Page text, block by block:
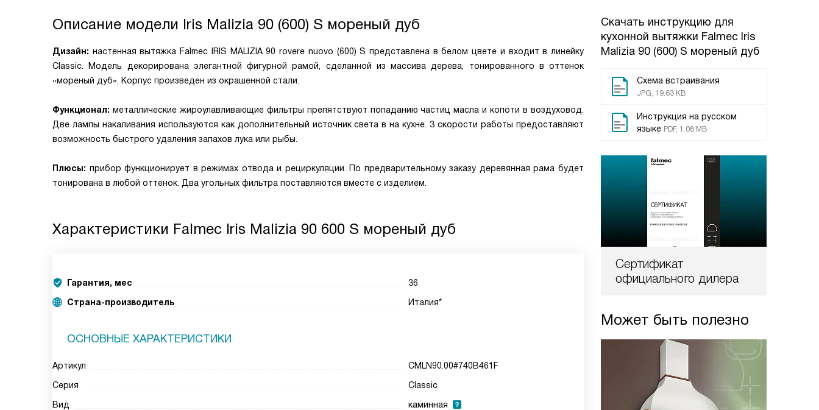
Скачать инструкцию для
кухонной вытяжки Falmec Iris
Malizia 90 (600) S мореный дуб
Схема встраивания
JPG, 19.63 KB
Инструкция на русском
языке PDF, 1.08 MB
Сертификат
официального дилера
Может быть полезно
Описание модели Iris Malizia 90 (600) S мореный дуб
Дизайн: настенная вытяжка Falmec IRIS MALIZIA 90 rovere nuovo (600) S представлена в белом цвете и входит в линейку
Classic. Модель декорирована элегантной фигурной рамой, сделанной из массива дерева, тонированного в оттенок
«мореный дуб». Корпус произведен из окрашенной стали.
Функционал: металлические жироулавливающие фильтры препятствуют попаданию частиц масла и копоти в воздуховод.
Две лампы накаливания используются как дополнительный источник света в на кухне. 3 скорости работы предоставляют
возможность быстрого удаления запахов лука или рыбы.
Плюсы: прибор функционирует в режимах отвода и рециркуляции. По предварительному заказу деревянная рама будет
тонирована в любой оттенок. Два угольных фильтра поставляются вместе с изделием.
Характеристики Falmec Iris Malizia 90 600 S мореный дуб
Гарантия, мес
36
Страна-производитель
Италия*
ОСНОВНЫЕ ХАРАКТЕРИСТИКИ
Артикул
CMLN90.00#740B461F
Серия
Classic
Вид
каминная